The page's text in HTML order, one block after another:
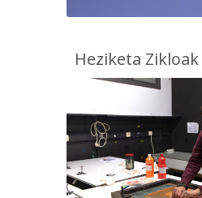
Heziketa Zikloak